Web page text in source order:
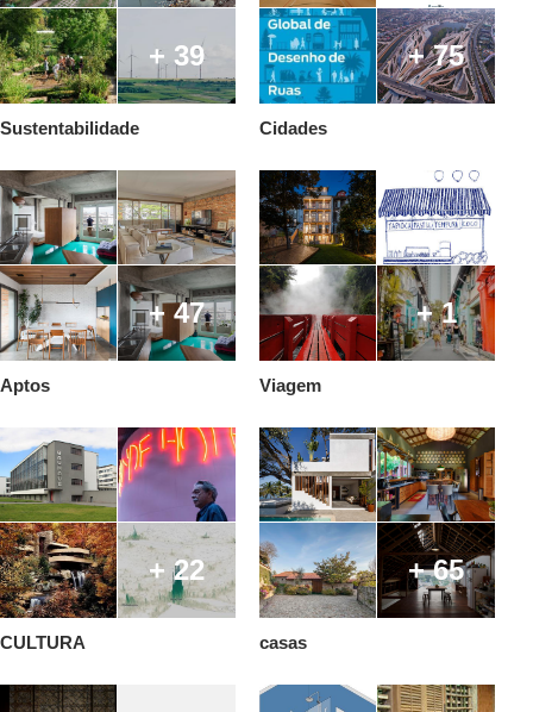
+ 39
Sustentabilidade
+ 75
Cidades
+ 47
Aptos
+ 1
Viagem
+ 22
CULTURA
+ 65
casas